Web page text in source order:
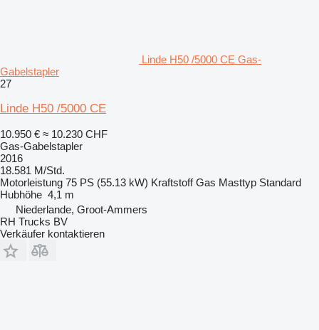
Linde H50 /5000 CE Gas-
Gabelstapler
27
Linde H50 /5000 CE
10.950 € ≈ 10.230 CHF
Gas-Gabelstapler
2016
18.581 M/Std.
Motorleistung 75 PS (55.13 kW) Kraftstoff Gas Masttyp Standard
Hubhöhe 4,1 m
Niederlande, Groot-Ammers
RH Trucks BV
Verkäufer kontaktieren